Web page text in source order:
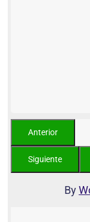
By